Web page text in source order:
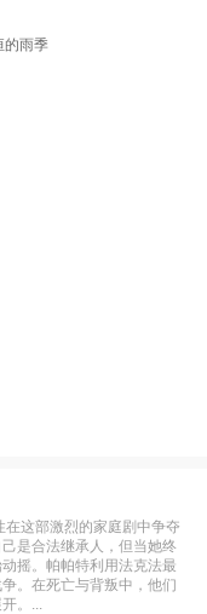
的雨季
在这部激烈的家庭剧中争夺
是合法继承人，但当她终
摇。帕帕特利用法克法最
。在死亡与背叛中，他们
。...